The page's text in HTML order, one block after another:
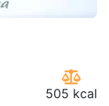
505 kcal